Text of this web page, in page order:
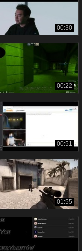
00:30
00:22
00:51
01:55